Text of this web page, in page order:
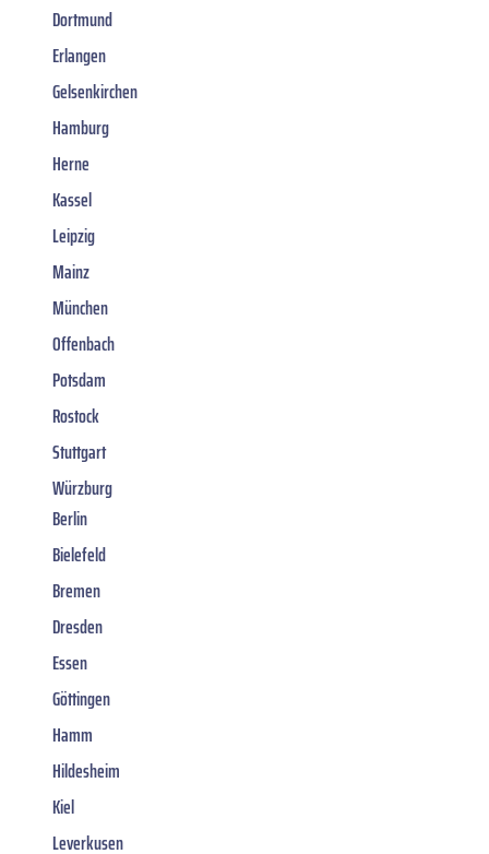
Dortmund
Erlangen
Gelsenkirchen
Hamburg
Herne
Kassel
Leipzig
Mainz
München
Offenbach
Potsdam
Rostock
Stuttgart
Würzburg
Berlin
Bielefeld
Bremen
Dresden
Essen
Göttingen
Hamm
Hildesheim
Kiel
Leverkusen